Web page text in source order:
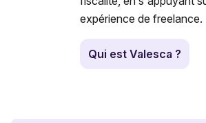
expérience de freelance.
Qui est Valesca ?